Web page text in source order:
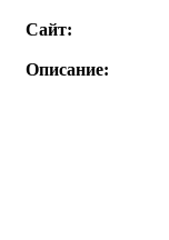
Сайт:
Описание: